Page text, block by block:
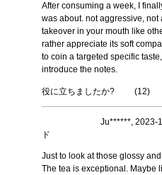
After consuming a week, I
was about. not aggressive, not
takeover in your mouth like
rather appreciate its soft
to coin a targeted specific
introduce the notes.
役に立ちましたか? (12)
Ju******, 2023-
ド
Just to look at those glossy
The tea is exceptional. Maybe